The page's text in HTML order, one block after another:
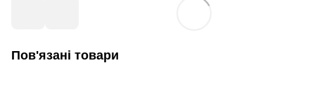
Пов'язані товари